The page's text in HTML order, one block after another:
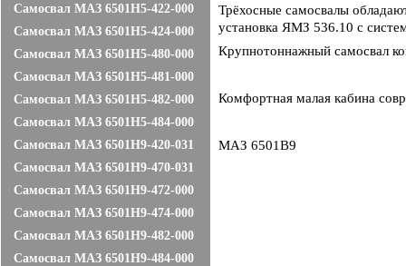
Самосвал МАЗ 6501H5-422-000
Самосвал МАЗ 6501H5-424-000
Самосвал МАЗ 6501H5-480-000
Самосвал МАЗ 6501H5-481-000
Самосвал МАЗ 6501H5-482-000
Самосвал МАЗ 6501H5-484-000
Самосвал МАЗ 6501H9-420-031
Самосвал МАЗ 6501H9-470-031
Самосвал МАЗ 6501H9-472-000
Самосвал МАЗ 6501H9-474-000
Самосвал МАЗ 6501H9-482-000
Самосвал МАЗ 6501H9-484-000
Трёхосные самосвалы
установка ЯМЗ 536.10 с
Крупнотоннажный самосвал
Комфортная малая кабина
МАЗ 6501В9